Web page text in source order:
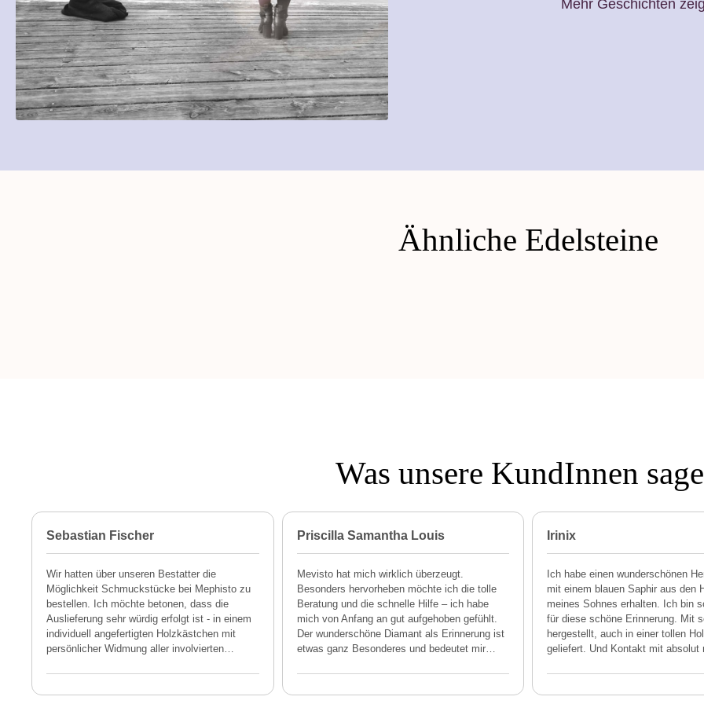
Mehr Geschichten
Ähnliche Edelsteine
Was unsere KundInnen
Sebastian Fischer
Wir hatten über unseren Bestatter die
Möglichkeit Schmuckstücke bei Mephisto zu
bestellen. Ich möchte betonen, dass die
Auslieferung sehr würdig erfolgt ist - in einem
individuell angefertigten Holzkästchen mit
persönlicher Widmung aller involvierten
Priscilla Samantha Louis
Mevisto hat mich wirklich überzeugt.
Besonders hervorheben möchte ich die tolle
Beratung und die schnelle Hilfe – ich habe
mich von Anfang an gut aufgehoben gefühlt.
Der wunderschöne Diamant als Erinnerung ist
etwas ganz Besonderes und bedeutet mir…
Irinix
Ich habe einen wunderschönen
mit einem blauen Saphir aus den
meines Sohnes erhalten. Ich bin
für diese schöne Erinnerung. Mit
hergestellt, auch in einer tollen
geliefert. Und Kontakt mit absolut